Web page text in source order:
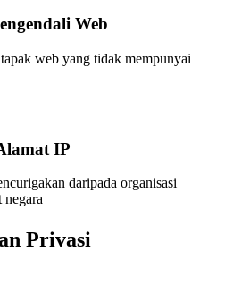
Web
web yang tidak mempunyai
IP
daripada organisasi
negara
Privasi